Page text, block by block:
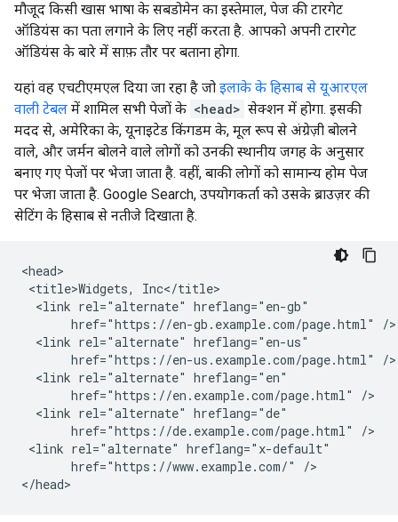
मौजूद किसी खास भाषा के सबडोमेन का इस्तेमाल, पेज की टारगेट
ऑडियंस का पता लगाने के लिए नहीं करता है. आपको अपनी टारगेट
ऑडियंस के बारे में साफ़ तौर पर बताना होगा.
यहां वह एचटीएमएल दिया जा रहा है जो इलाके के हिसाब से यूआरएल
वाली टेबल में शामिल सभी पेजों के <head> सेक्शन में होगा. इसकी
मदद से, अमेरिका के, यूनाइटेड किंगडम के, मूल रूप से अंग्रेज़ी बोलने
वाले, और जर्मन बोलने वाले लोगों को उनकी स्थानीय जगह के अनुसार
बनाए गए पेजों पर भेजा जाता है. वहीं, बाकी लोगों को सामान्य होम पेज
पर भेजा जाता है. Google Search, उपयोगकर्ता को उसके ब्राउज़र की
सेटिंग के हिसाब से नतीजे दिखाता है.
<head>
<title>Widgets, Inc</title>
  <link rel="alternate" hreflang="en-gb"
       href="https://en-gb.example.com/page.html" />
  <link rel="alternate" hreflang="en-us"
       href="https://en-us.example.com/page.html" />
  <link rel="alternate" hreflang="en"
       href="https://en.example.com/page.html" />
  <link rel="alternate" hreflang="de"
       href="https://de.example.com/page.html" />
<link rel="alternate" hreflang="x-default"
       href="https://www.example.com/" />
</head>